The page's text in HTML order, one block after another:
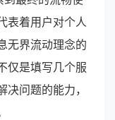
表着用户对个人
无界流动理念的
仅是填写几个服
问题的能力，